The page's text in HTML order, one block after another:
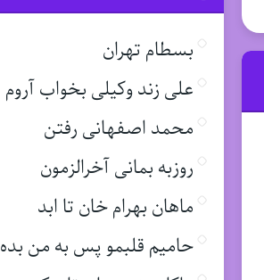
بسطام تهران
علی زند وکیلی بخواب آروم
محمد اصفهانی رفتن
روزبه بمانی آخرالزمون
ماهان بهرام خان تا ابد
حامیم قلبمو پس به من بده